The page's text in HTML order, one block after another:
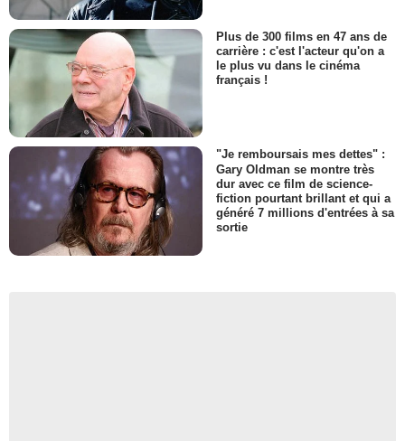
Plus de 300 films en 47 ans de
carrière : c'est l'acteur qu'on a
le plus vu dans le cinéma
français !
"Je remboursais mes dettes" :
Gary Oldman se montre très
dur avec ce film de science-
fiction pourtant brillant et qui a
généré 7 millions d'entrées à sa
sortie